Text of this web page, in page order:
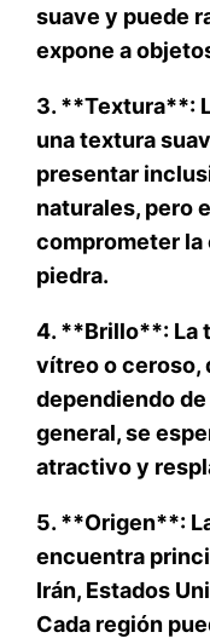
suave y puede
expone a
3. **Textura**:
una textura
presentar
naturales, pero
comprometer la
piedra.
4. **Brillo**: La
vítreo o ceroso,
dependiendo de
general, se
atractivo y
5. **Origen**:
encuentra
Irán, Estados
Cada región